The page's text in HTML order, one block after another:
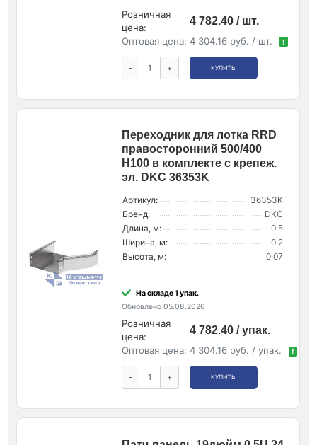
Розничная
цена:
4 782.40 / шт.
Оптовая цена: 4 304.16 руб. / шт. !
- + КУПИТЬ
Переходник для лотка RRD
правосторонний 500/400
H100 в комплекте с крепеж.
эл. DKC 36353K
Артикул:
36353K
Бренд:
DKC
Длина, м:
0.5
Ширина, м:
0.2
Высота, м:
0.07
На складе 1 упак.
Обновлено 05.08.2026
Розничная
цена:
4 782.40 / упак.
Оптовая цена: 4 304.16 руб. / упак. !
- + КУПИТЬ